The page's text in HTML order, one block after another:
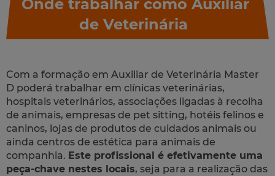
Onde trabalhar como Auxiliar
de Veterinária
Com a formação em Auxiliar de Veterinária Master
D poderá trabalhar em clínicas veterinárias,
hospitais veterinários, associações ligadas à recolha
de animais, empresas de pet sitting, hotéis felinos e
caninos, lojas de produtos de cuidados animais ou
ainda centros de estética para animais de
companhia. Este profissional é efetivamente uma
peça-chave nestes locais, seja para a realização das